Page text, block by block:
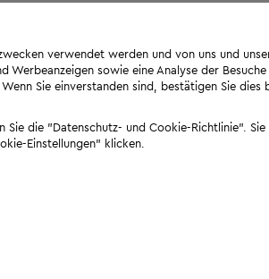
verwendet werden und von uns und
Werbeanzeigen sowie eine Analyse der
Sie einverstanden sind, bestätigen Sie dies
die "Datenschutz- und Cookie-Richtlinie". Sie
Einstellungen" klicken.